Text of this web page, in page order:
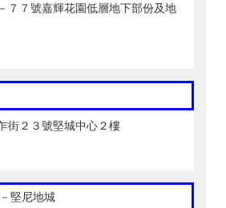
７７號嘉輝花園低層地下部份及地
街２３號堅城中心２樓
堅尼地城